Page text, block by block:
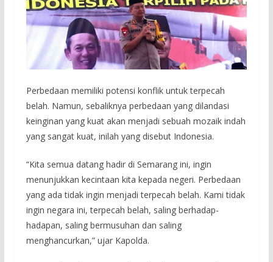
Perbedaan memiliki potensi konflik untuk terpecah
belah. Namun, sebaliknya perbedaan yang dilandasi
keinginan yang kuat akan menjadi sebuah mozaik indah
yang sangat kuat, inilah yang disebut Indonesia.
“Kita semua datang hadir di Semarang ini, ingin
menunjukkan kecintaan kita kepada negeri. Perbedaan
yang ada tidak ingin menjadi terpecah belah. Kami tidak
ingin negara ini, terpecah belah, saling berhadap-
hadapan, saling bermusuhan dan saling
menghancurkan,” ujar Kapolda.